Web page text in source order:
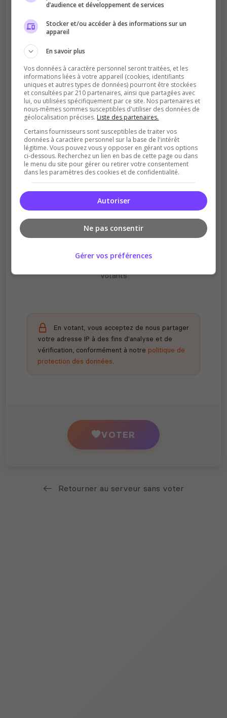
Votre vote aide le serveur à monter dans le
classement
Soutient la communauté
Plus de visibilité = plus de joueurs
Récompenses possibles
votants
En votant, vous acceptez de nous partager
votre adresse IP à des fins d'analyse et de
vérification, conformément à notre politique de
protection des données.
VOTER
Retourner au serveur sans voter
d’audience et développement de services
Stocker et/ou accéder à des informations sur un
appareil
En savoir plus
Vos données à caractère personnel seront traitées, et les
informations liées à votre appareil (cookies, identifiants
uniques et autres types de données) pourront être stockées
et consultées par 210 partenaires, ainsi que partagées avec
lui, ou utilisées spécifiquement par ce site. Nos partenaires et
nous-mêmes sommes susceptibles d'utiliser des données de
géolocalisation précises. Liste des partenaires.
Certains fournisseurs sont susceptibles de traiter vos
données à caractère personnel sur la base de l'intérêt
légitime. Vous pouvez vous y opposer en gérant vos options
ci-dessous. Recherchez un lien en bas de cette page ou dans
le menu du site pour gérer ou retirer votre consentement
dans les paramètres des cookies et de confidentialité.
Autoriser
Ne pas consentir
Gérer vos préférences